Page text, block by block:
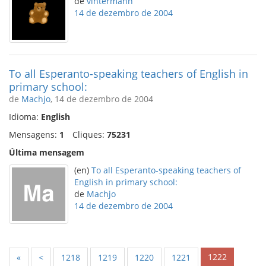
14 de dezembro de 2004
To all Esperanto-speaking teachers of English in
primary school:
de Machjo, 14 de dezembro de 2004
Idioma: English
Mensagens: 1 Cliques: 75231
Última mensagem
(en) To all Esperanto-speaking teachers of
English in primary school:
de Machjo
14 de dezembro de 2004
« < 1218 1219 1220 1221 1222